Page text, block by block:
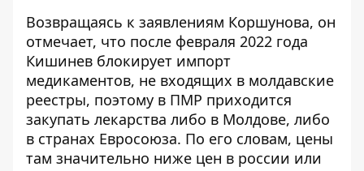
Возвращаясь к заявлениям Коршунова, он
отмечает, что после февраля 2022 года
Кишинев блокирует импорт
медикаментов, не входящих в молдавские
реестры, поэтому в ПМР приходится
закупать лекарства либо в Молдове, либо
в странах Евросоюза. По его словам, цены
там значительно ниже цен в россии или